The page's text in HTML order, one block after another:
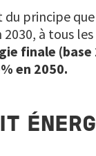
du principe
2030, à tous
finale
en 2050.